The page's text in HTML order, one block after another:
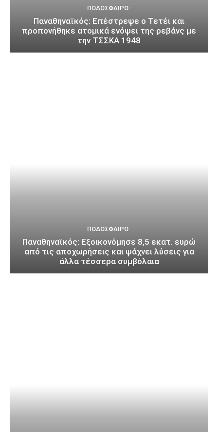
ΠΟΔΌΣΦΑΙΡΟ
Παναθηναϊκός: Επέστρεψε ο Τετέι και
προπονήθηκε ατομικά ενόψει της ρεβάνς με
την ΤΣΣΚΑ 1948
ΠΟΔΌΣΦΑΙΡΟ
Παναθηναϊκός: Εξοικονόμησε 8,5 εκατ. ευρώ
από τις αποχωρήσεις και ψάχνει λύσεις για
άλλα τέσσερα συμβόλαια